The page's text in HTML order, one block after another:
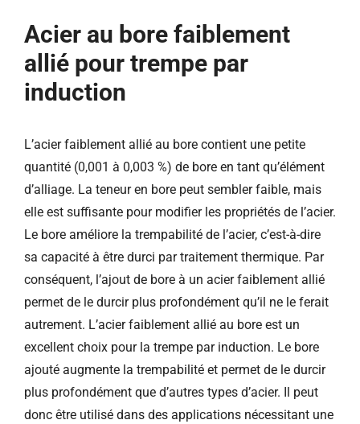
Acier au bore faiblement
allié pour trempe par
induction
L’acier faiblement allié au bore contient une petite
quantité (0,001 à 0,003 %) de bore en tant qu’élément
d’alliage. La teneur en bore peut sembler faible, mais
elle est suffisante pour modifier les propriétés de l’acier.
Le bore améliore la trempabilité de l’acier, c’est-à-dire
sa capacité à être durci par traitement thermique. Par
conséquent, l’ajout de bore à un acier faiblement allié
permet de le durcir plus profondément qu’il ne le ferait
autrement. L’acier faiblement allié au bore est un
excellent choix pour la trempe par induction. Le bore
ajouté augmente la trempabilité et permet de le durcir
plus profondément que d’autres types d’acier. Il peut
donc être utilisé dans des applications nécessitant une